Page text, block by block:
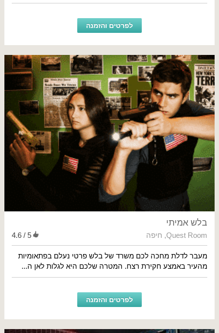
לפרטים והזמנה
בלש אמיתי
Quest Room
, חיפה 4.6 / 5
מעבר לדלת מחכה לכם משרד של בלש פרטי נעלם בפתאומיות
מהעיר באמצע חקירת רצח. המטרה שלכם היא לגלות לאן ה...
לפרטים והזמנה